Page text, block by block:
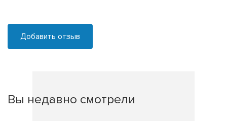
Добавить отзыв
Вы недавно смотрели